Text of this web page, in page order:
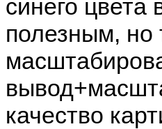
синего цвета
полезным, но
качество